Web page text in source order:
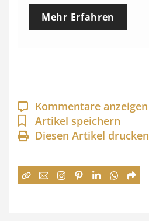
e
p
a
n
n
:
Mehr Erfahren
Kommentare anzeigen
Artikel speichern
Diesen Artikel drucken